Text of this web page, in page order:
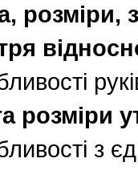
розміри,
розміри
з